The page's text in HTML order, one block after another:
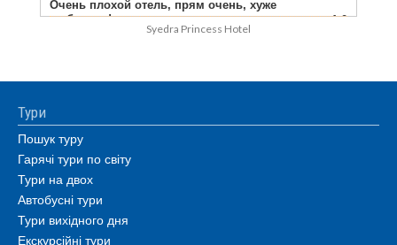
Syedra Princess Hotel
Тури
Пошук туру
Гарячі тури по світу
Тури на двох
Автобусні тури
Тури вихідного дня
Екскурсійні тури